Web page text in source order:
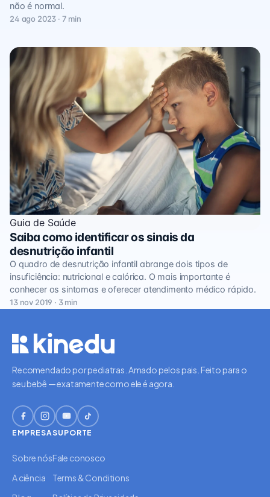
não é normal.
24 ago 2023 · 7 min
Guia de Saúde
Saiba como identificar os sinais da
desnutrição infantil
O quadro de desnutrição infantil abrange dois tipos de
insuficiência: nutricional e calórica. O mais importante é
conhecer os sintomas e oferecer atendimento médico rápido.
13 nov 2019 · 3 min
Recomendado por pediatras. Amado pelos pais. Feito para o
seu bebê — exatamente como ele é agora.
EMPRESA
Sobre nós
A ciência
SUPORTE
Fale conosco
Terms & Conditions